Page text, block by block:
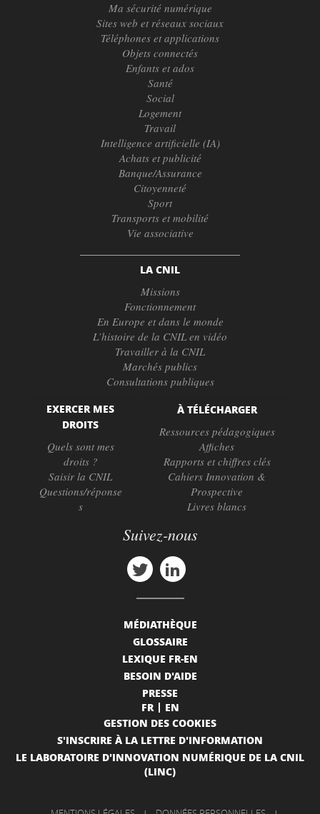
Ma sécurité numérique
Sites web et réseaux sociaux
Téléphones et applications
Objets connectés
Enfants et ados
Santé
Social
Logement
Travail
Intelligence artificielle (IA)
Achats et publicité
Banque/Assurance
Citoyenneté
Sport
Transports et mobilité
Vie associative
LA CNIL
Missions
Fonctionnement
En Europe et dans le monde
L’histoire de la CNIL en vidéo
Travailler à la CNIL
Marchés publics
Consultations publiques
EXERCER MES
DROITS
Quels sont mes
droits ?
Saisir la CNIL
Questions/réponse
s
À TÉLÉCHARGER
Ressources pédagogiques
Affiches
Rapports et chiffres clés
Cahiers Innovation &
Prospective
Livres blancs
Suivez-nous
MÉDIATHÈQUE
GLOSSAIRE
LEXIQUE FR-EN
BESOIN D'AIDE
PRESSE
FR
EN
GESTION DES COOKIES
S'INSCRIRE À LA LETTRE D'INFORMATION
LE LABORATOIRE D'INNOVATION NUMÉRIQUE DE LA CNIL
(LINC)